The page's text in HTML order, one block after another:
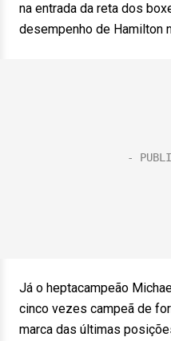
na entrada da reta dos
desempenho de Hamilton
Já o heptacampeão
cinco vezes campeã de
marca das últimas